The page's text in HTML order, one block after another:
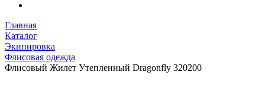
Главная
Каталог
Экипировка
Флисовая одежда
Флисовый Жилет Утепленный Dragonfly 320200